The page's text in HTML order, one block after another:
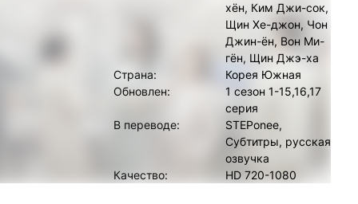
хён, Ким Джи-сок,
Щин Хе-джон, Чон
Джин-ён, Вон Ми-
гён, Щин Джэ-ха
Страна:
Корея Южная
Обновлен:
1 сезон 1-15,16,17
серия
В переводе:
STEPonee,
Субтитры, русская
озвучка
Качество:
HD 720-1080